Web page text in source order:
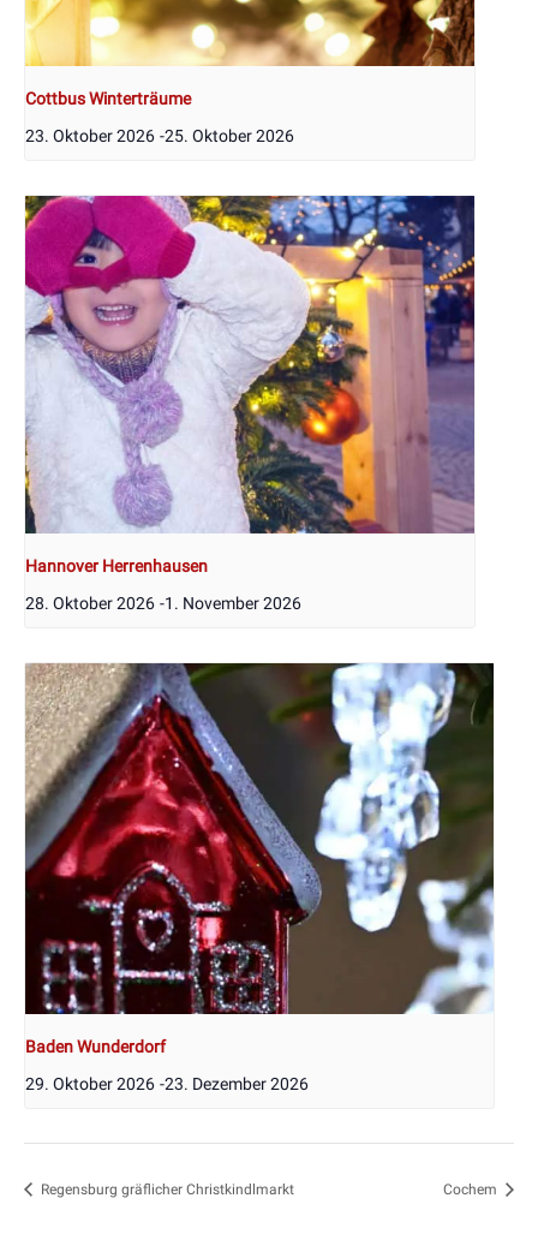
Cottbus Winterträume
23. Oktober 2026 -25. Oktober 2026
Hannover Herrenhausen
28. Oktober 2026 -1. November 2026
Baden Wunderdorf
29. Oktober 2026 -23. Dezember 2026
Regensburg gräflicher Christkindlmarkt Cochem